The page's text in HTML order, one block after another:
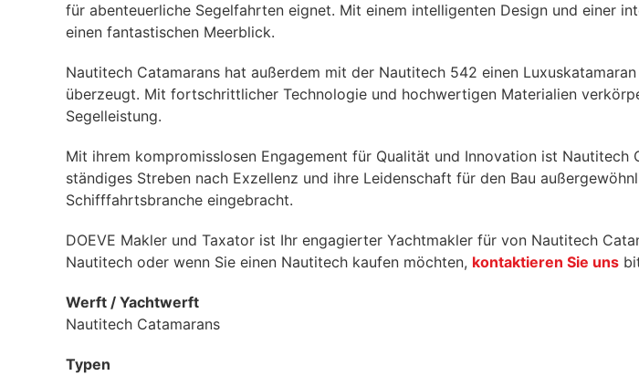
für abenteuerliche Segelfahrten eignet. Mit einem intelligenten Design und einer
einen fantastischen Meerblick.
Nautitech Catamarans hat außerdem mit der Nautitech 542 einen
überzeugt. Mit fortschrittlicher Technologie und hochwertigen Materialien
Segelleistung.
Mit ihrem kompromisslosen Engagement für Qualität und Innovation ist
ständiges Streben nach Exzellenz und ihre Leidenschaft für den Bau
Schifffahrtsbranche eingebracht.
DOEVE Makler und Taxator ist Ihr engagierter Yachtmakler für von Nautitech
Nautitech oder wenn Sie einen Nautitech kaufen möchten, kontaktieren Sie uns
Werft / Yachtwerft
Nautitech Catamarans
Typen